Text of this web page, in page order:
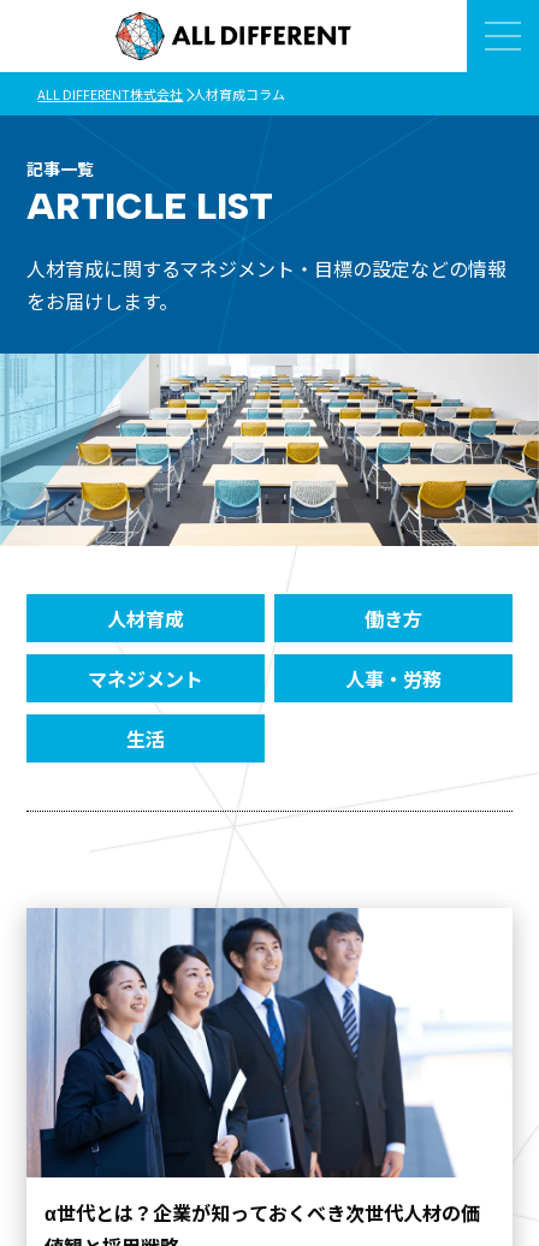
ALL DIFFERENT株式会社 人材育成コラム
記事一覧
ARTICLE LIST
人材育成に関するマネジメント・目標の設定などの情報
をお届けします。
人材育成 働き方
マネジメント 人事・労務
生活
α世代とは？企業が知っておくべき次世代人材の価